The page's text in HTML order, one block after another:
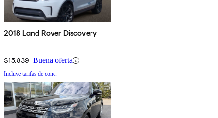
2018 Land Rover Discovery
$15,839 Buena oferta
Incluye tarifas de conc.